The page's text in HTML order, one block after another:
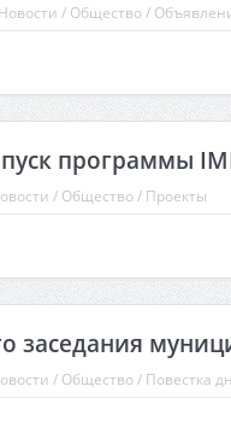
Новости / Общество/
программы
/ Общество/ Проекты
заседания
/ Общество/ Повестка